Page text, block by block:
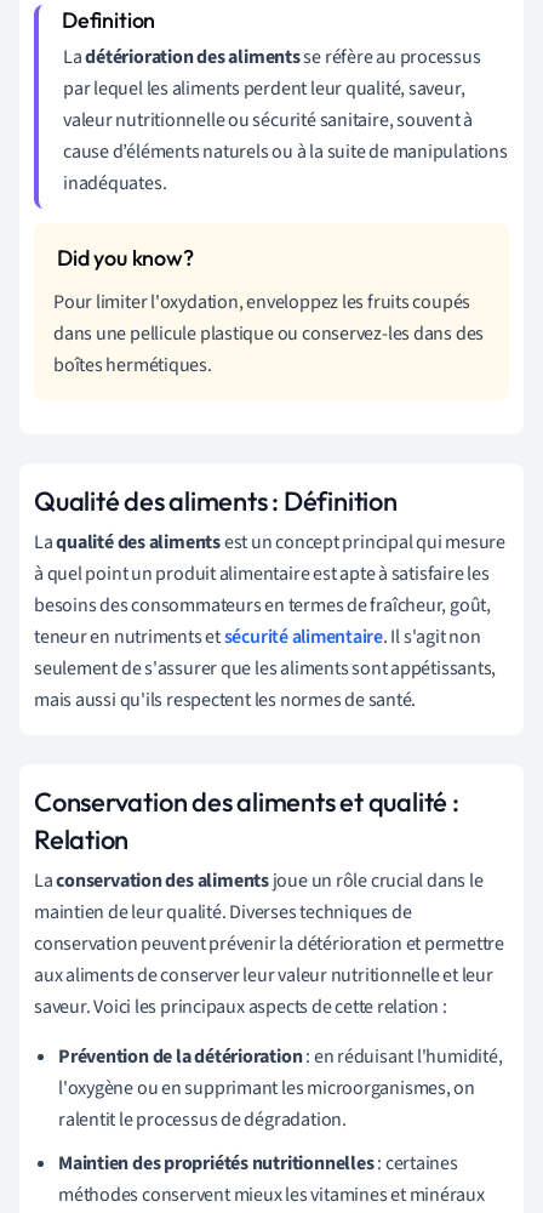
Ladétérioration des alimentsse réfère au processus
par lequel les aliments perdent leur qualité, saveur,
valeur nutritionnelle ou sécurité sanitaire, souvent à
cause d’éléments naturels ou à la suite de manipulations
inadéquates.
Pour limiter l'oxydation, enveloppez les fruits coupés
dans une pellicule plastique ou conservez-les dans des
boîtes hermétiques.
Qualité des aliments : Définition
Laqualité des alimentsest un concept principal qui mesure
à quel point un produit alimentaire est apte à satisfaire les
besoins des consommateurs en termes de fraîcheur, goût,
teneur en nutriments etsécurité alimentaire. Il s'agit non
seulement de s'assurer que les aliments sont appétissants,
mais aussi qu'ils respectent les normes de santé.
Conservation des aliments et qualité :
Relation
Laconservation des alimentsjoue un rôle crucial dans le
maintien de leur qualité. Diverses techniques de
conservation peuvent prévenir la détérioration et permettre
aux aliments de conserver leur valeur nutritionnelle et leur
saveur. Voici les principaux aspects de cette relation :
Prévention de la détérioration: en réduisant l'humidité,
l'oxygène ou en supprimant les microorganismes, on
ralentit le processus de dégradation.
Maintien des propriétés nutritionnelles: certaines
méthodes conservent mieux les vitamines et minéraux